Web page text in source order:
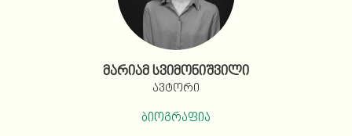
მარიამ სვიმონიშვილი
ავტორი
ბიოგრაფია